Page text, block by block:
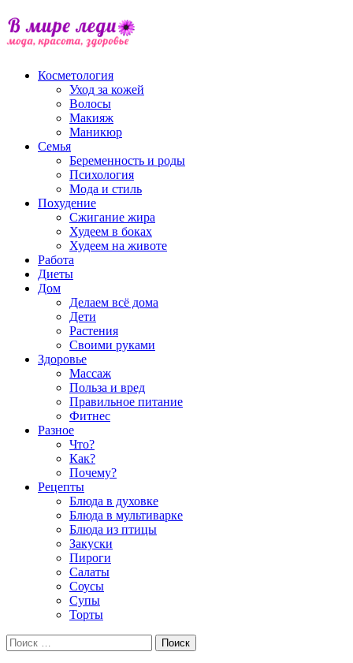
Косметология
Уход за кожей
Волосы
Макияж
Маникюр
Семья
Беременность и роды
Психология
Мода и стиль
Похудение
Сжигание жира
Худеем в боках
Худеем на животе
Работа
Диеты
Дом
Делаем всё дома
Дети
Растения
Своими руками
Здоровье
Массаж
Польза и вред
Правильное питание
Фитнес
Разное
Что?
Как?
Почему?
Рецепты
Блюда в духовке
Блюда в мультиварке
Блюда из птицы
Закуски
Пироги
Салаты
Соусы
Супы
Торты